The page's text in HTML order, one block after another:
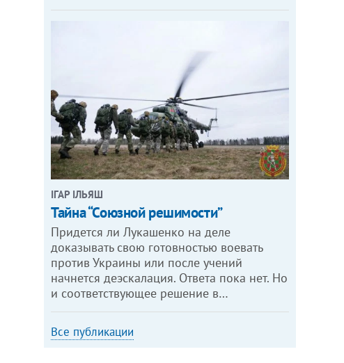
ІГАР ІЛЬЯШ
Тайна “Союзной решимости”
Придется ли Лукашенко на деле
доказывать свою готовностью воевать
против Украины или после учений
начнется деэскалация. Ответа пока нет. Но
и соответствующее решение в…
Все публикации